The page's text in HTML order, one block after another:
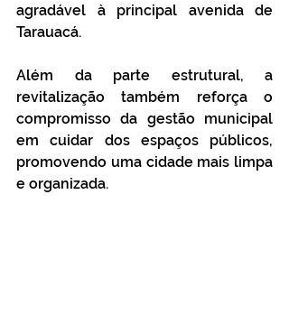
agradável à principal avenida de
Tarauacá.
Além da parte estrutural, a
revitalização também reforça o
compromisso da gestão municipal
em cuidar dos espaços públicos,
promovendo uma cidade mais limpa
e organizada.